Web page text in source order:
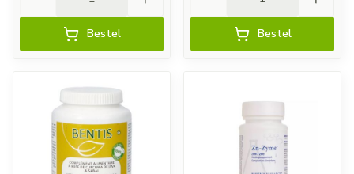
Bestel Bestel